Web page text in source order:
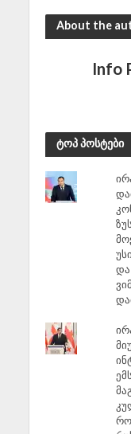
About the
Info
ტოპ პოსტები
და